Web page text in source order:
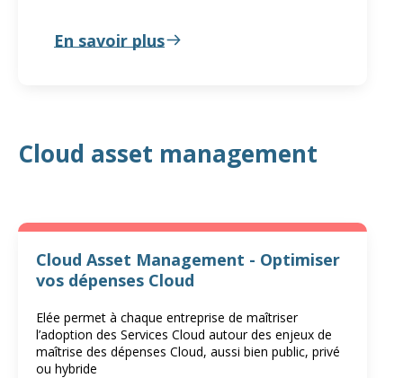
En savoir plus
Cloud asset management
Cloud Asset Management - Optimiser
vos dépenses Cloud
Elée permet à chaque entreprise de maîtriser
l’adoption des Services Cloud autour des enjeux de
maîtrise des dépenses Cloud, aussi bien public, privé
ou hybride